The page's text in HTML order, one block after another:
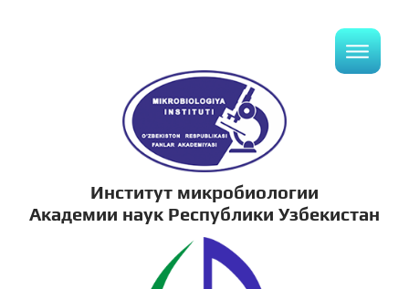
Институт микробиологии
Академии наук Республики Узбекистан